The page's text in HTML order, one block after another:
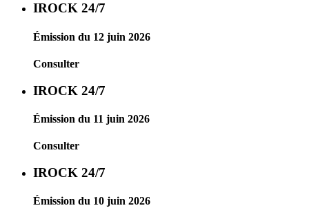
IROCK 24/7
Émission du 12 juin 2026
Consulter
IROCK 24/7
Émission du 11 juin 2026
Consulter
IROCK 24/7
Émission du 10 juin 2026